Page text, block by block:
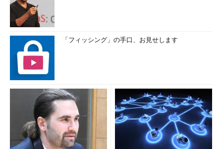
「フィッシング」の手口、お見せします